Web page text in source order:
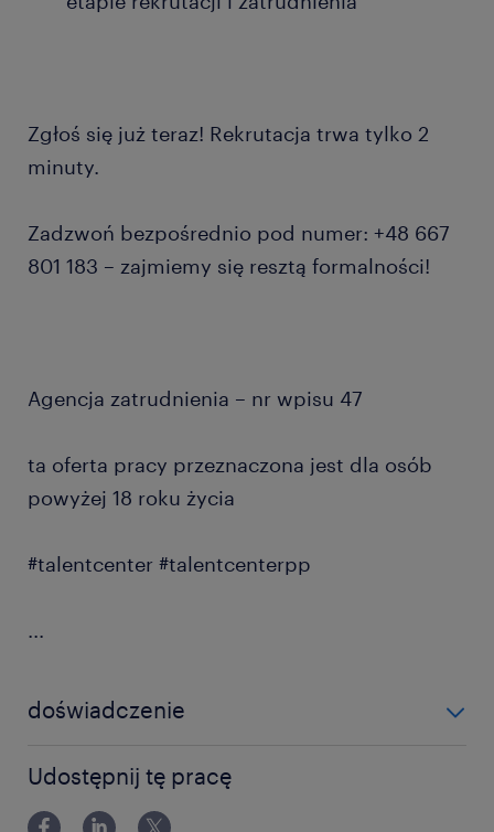
Zgłoś się już teraz! Rekrutacja trwa tylko 2
minuty.
Zadzwoń bezpośrednio pod numer: +48 667
801 183 – zajmiemy się resztą formalności!
Agencja zatrudnienia – nr wpisu 47
ta oferta pracy przeznaczona jest dla osób
powyżej 18 roku życia
#talentcenter #talentcenterpp
...
doświadczenie
Udostępnij tę pracę